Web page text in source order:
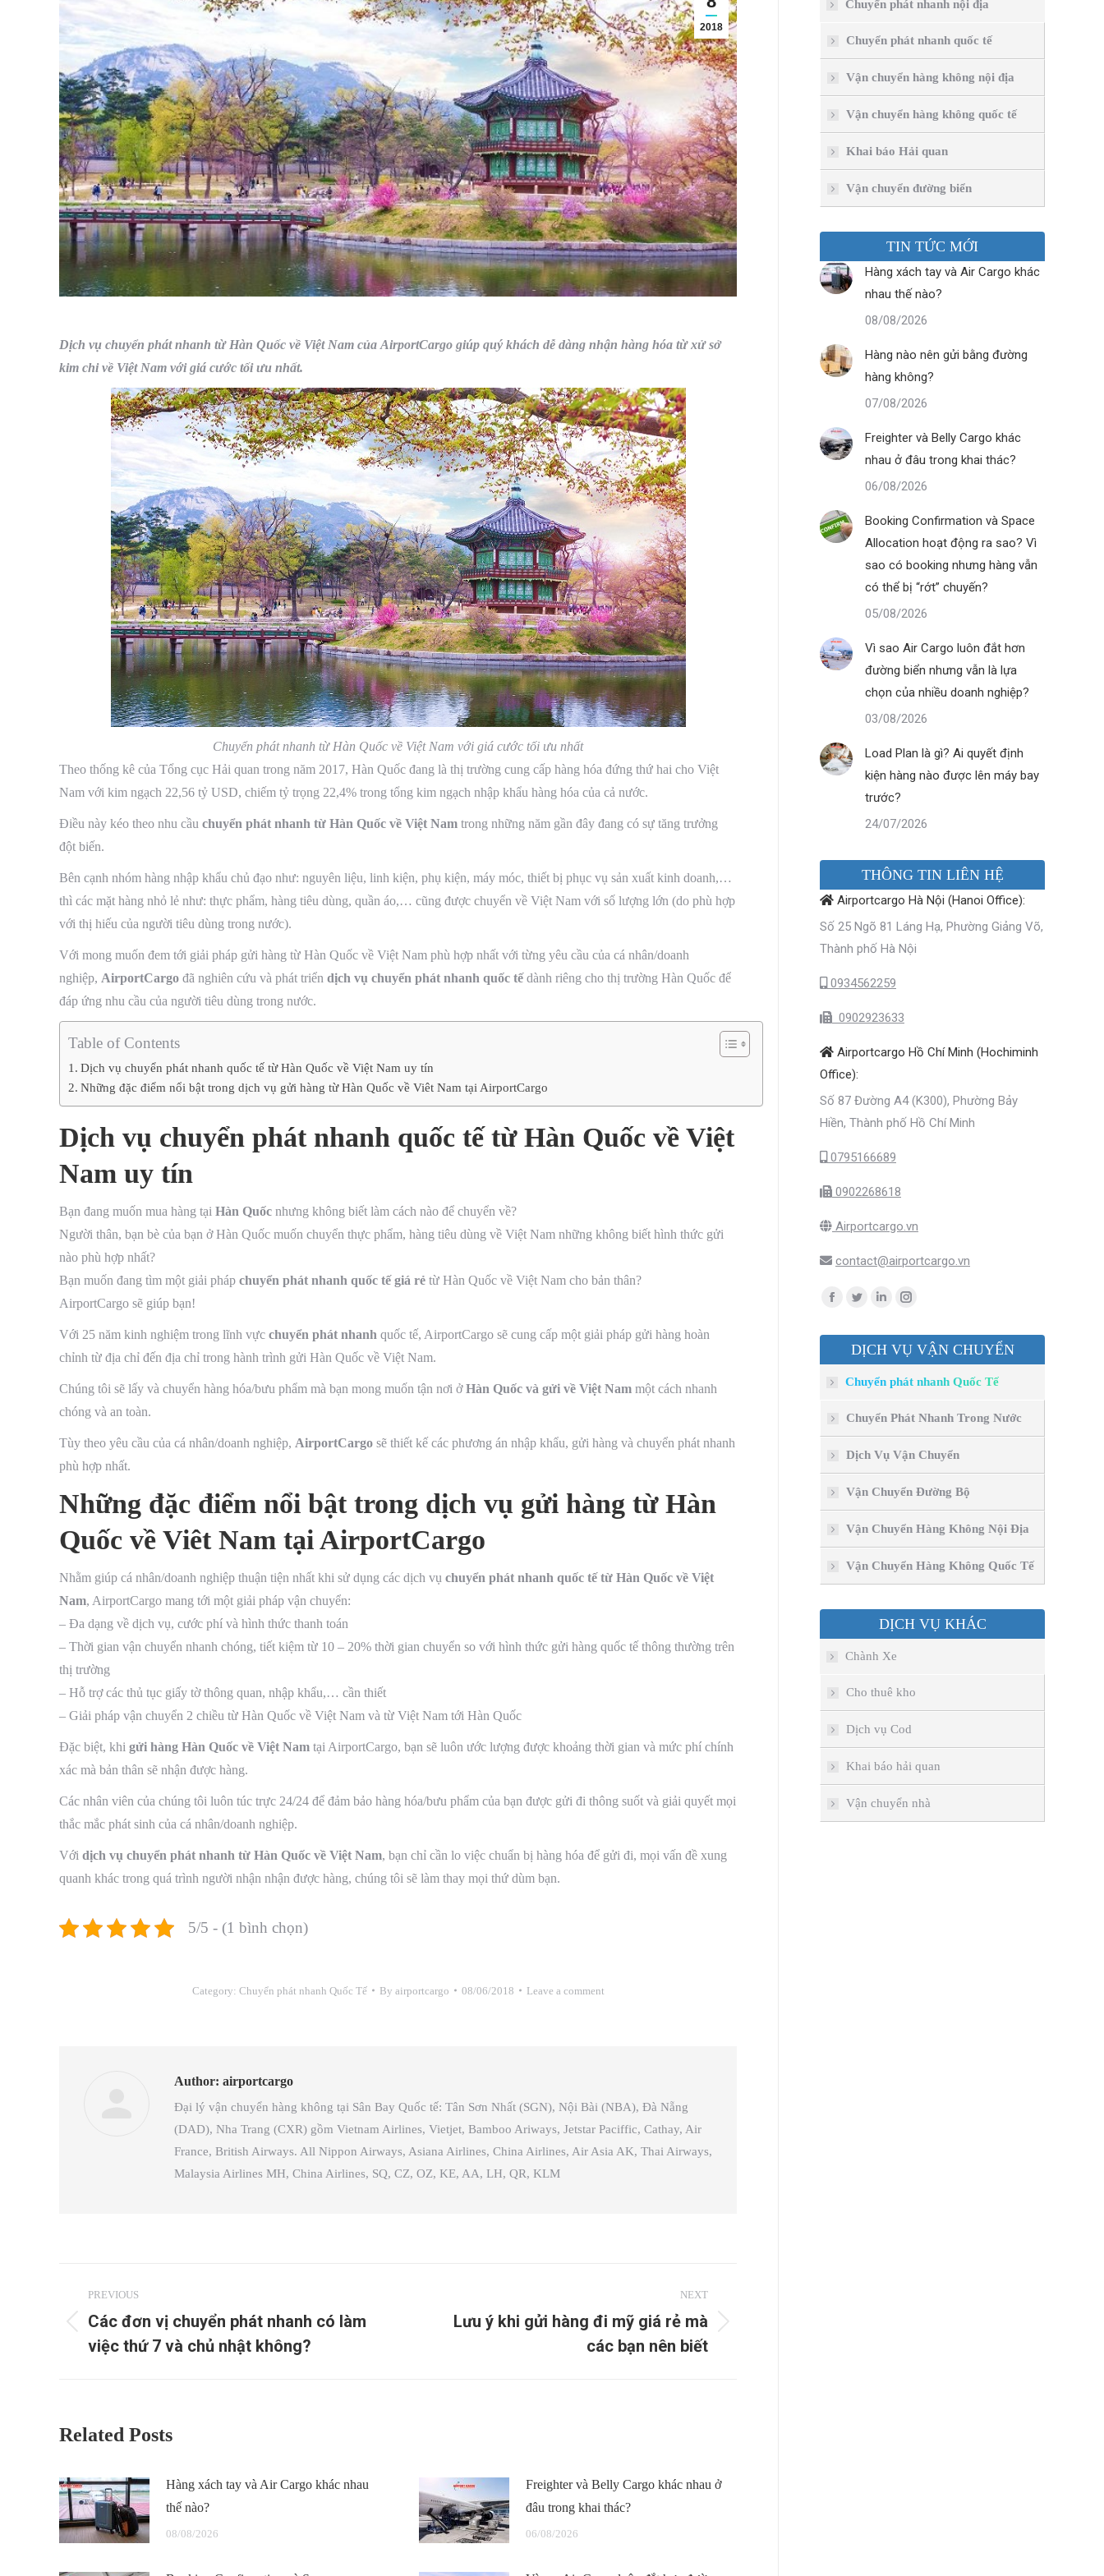
2018
Dịch vụ chuyển phát nhanh từ Hàn Quốc về Việt Nam của AirportCargo giúp quý khách dễ dàng nhận hàng hóa từ xử sở
kim chi về Việt Nam với giá cước tối ưu nhất.
Chuyển phát nhanh từ Hàn Quốc về Việt Nam với giá cước tối ưu nhất
Theo thống kê của Tổng cục Hải quan trong năm 2017, Hàn Quốc đang là thị trường cung cấp hàng hóa đứng thứ hai cho Việt
Nam với kim ngạch 22,56 tỷ USD, chiếm tỷ trọng 22,4% trong tổng kim ngạch nhập khẩu hàng hóa của cả nước.
Điều này kéo theo nhu cầu chuyển phát nhanh từ Hàn Quốc về Việt Nam trong những năm gần đây đang có sự tăng trưởng
đột biến.
Bên cạnh nhóm hàng nhập khẩu chủ đạo như: nguyên liệu, linh kiện, phụ kiện, máy móc, thiết bị phục vụ sản xuất kinh doanh,…
thì các mặt hàng nhỏ lẻ như: thực phẩm, hàng tiêu dùng, quần áo,… cũng được chuyển về Việt Nam với số lượng lớn (do phù hợp
với thị hiếu của người tiêu dùng trong nước).
Với mong muốn đem tới giải pháp gửi hàng từ Hàn Quốc về Việt Nam phù hợp nhất với từng yêu cầu của cá nhân/doanh
nghiệp, AirportCargo đã nghiên cứu và phát triển dịch vụ chuyển phát nhanh quốc tếdành riêng cho thị trường Hàn Quốc để
đáp ứng nhu cầu của người tiêu dùng trong nước.
Table of Contents
Dịch vụ chuyển phát nhanh quốc tế từ Hàn Quốc về Việt Nam uy tín
Những đặc điểm nổi bật trong dịch vụ gửi hàng từ Hàn Quốc về Viêt Nam tại AirportCargo
Dịch vụ chuyển phát nhanh quốc tế từ Hàn Quốc về Việt
Nam uy tín
Bạn đang muốn mua hàng tại Hàn Quốc nhưng không biết làm cách nào để chuyển về?
Người thân, bạn bè của bạn ở Hàn Quốc muốn chuyển thực phẩm, hàng tiêu dùng về Việt Nam những không biết hình thức gửi
nào phù hợp nhất?
Bạn muốn đang tìm một giải pháp chuyển phát nhanh quốc tế giá rẻ từ Hàn Quốc về Việt Nam cho bản thân?
AirportCargo sẽ giúp bạn!
Với 25 năm kinh nghiệm trong lĩnh vực chuyển phát nhanh quốc tế, AirportCargo sẽ cung cấp một giải pháp gửi hàng hoàn
chỉnh từ địa chỉ đến địa chỉ trong hành trình gửi Hàn Quốc về Việt Nam.
Chúng tôi sẽ lấy và chuyển hàng hóa/bưu phẩm mà bạn mong muốn tận nơi ởHàn Quốc và gửi về Việt Nam một cách nhanh
chóng và an toàn.
Tùy theo yêu cầu của cá nhân/doanh nghiệp, AirportCargo sẽ thiết kế các phương án nhập khẩu, gửi hàng và chuyển phát nhanh
phù hợp nhất.
Những đặc điểm nổi bật trong dịch vụ gửi hàng từ Hàn
Quốc về Viêt Nam tại AirportCargo
Nhằm giúp cá nhân/doanh nghiệp thuận tiện nhất khi sử dụng các dịch vụ chuyển phát nhanh quốc tế từ Hàn Quốc về Việt
Nam, AirportCargo mang tới một giải pháp vận chuyển:
– Đa dạng về dịch vụ, cước phí và hình thức thanh toán
– Thời gian vận chuyển nhanh chóng, tiết kiệm từ 10 – 20% thời gian chuyển so với hình thức gửi hàng quốc tế thông thường trên
thị trường
– Hỗ trợ các thủ tục giấy tờ thông quan, nhập khẩu,… cần thiết
– Giải pháp vận chuyển 2 chiều từ Hàn Quốc về Việt Nam và từ Việt Nam tới Hàn Quốc
Đặc biệt, khi gửi hàng Hàn Quốc về Việt Nam tại AirportCargo, bạn sẽ luôn ước lượng được khoảng thời gian và mức phí chính
xác mà bản thân sẽ nhận được hàng.
Các nhân viên của chúng tôi luôn túc trực 24/24 để đảm bảo hàng hóa/bưu phẩm của bạn được gửi đi thông suốt và giải quyết mọi
thắc mắc phát sinh của cá nhân/doanh nghiệp.
Với dịch vụ chuyển phát nhanh từ Hàn Quốc về Việt Nam, bạn chỉ cần lo việc chuẩn bị hàng hóa để gửi đi, mọi vấn đề xung
quanh khác trong quá trình người nhận nhận được hàng, chúng tôi sẽ làm thay mọi thứ dùm bạn.
5/5 - (1 bình chọn)
Category: Chuyển phát nhanh Quốc Tế By airportcargo 08/06/2018 Leave a comment
Author: airportcargo
Đại lý vận chuyển hàng không tại Sân Bay Quốc tế: Tân Sơn Nhất (SGN), Nội Bài (NBA), Đà Nẵng
(DAD), Nha Trang (CXR) gồm Vietnam Airlines, Vietjet, Bamboo Ariways, Jetstar Paciffic, Cathay, Air
France, British Airways. All Nippon Airways, Asiana Airlines, China Airlines, Air Asia AK, Thai Airways,
Malaysia Airlines MH, China Airlines, SQ, CZ, OZ, KE, AA, LH, QR, KLM
navigation
PREVIOUS
Previous
post:
Các đơn vị chuyển phát nhanh có làm
việc thứ 7 và chủ nhật không?
NEXT
Lưu ý khi gửi hàng đi mỹ giá rẻ mà
các bạn nên biết
Related Posts
Hàng xách tay và Air Cargo khác nhau
thế nào?
08/08/2026
Freighter và Belly Cargo khác nhau ở
đâu trong khai thác?
06/08/2026
Chuyển phát nhanh nội địa
Chuyển phát nhanh quốc tế
Vận chuyển hàng không nội địa
Vận chuyển hàng không quốc tế
Khai báo Hải quan
Vận chuyển đường biển
TIN TỨC MỚI
Hàng xách tay và Air Cargo khác
nhau thế nào?
08/08/2026
Hàng nào nên gửi bằng đường
hàng không?
07/08/2026
Freighter và Belly Cargo khác
nhau ở đâu trong khai thác?
06/08/2026
Booking Confirmation và Space
Allocation hoạt động ra sao? Vì
sao có booking nhưng hàng vẫn
có thể bị “rớt” chuyến?
05/08/2026
Vì sao Air Cargo luôn đắt hơn
đường biển nhưng vẫn là lựa
chọn của nhiều doanh nghiệp?
03/08/2026
Load Plan là gì? Ai quyết định
kiện hàng nào được lên máy bay
trước?
24/07/2026
THÔNG TIN LIÊN HỆ
Airportcargo Hà Nội (Hanoi Office):
Số 25 Ngõ 81 Láng Hạ, Phường Giảng Võ,
Thành phố Hà Nội
0934562259
0902923633
Airportcargo Hồ Chí Minh (Hochiminh
Office):
Số 87 Đường A4 (K300), Phường Bảy
Hiền, Thành phố Hồ Chí Minh
0795166689
0902268618
Airportcargo.vn
contact@airportcargo.vn
Find us on:
Facebook
opens
window
Twitter
opens
new
window
Linkedin
opens
new
window
Instagram
opens
window
DỊCH VỤ VẬN CHUYỂN
Chuyển phát nhanh Quốc Tế
Chuyển Phát Nhanh Trong Nước
Dịch Vụ Vận Chuyển
Vận Chuyển Đường Bộ
Vận Chuyển Hàng Không Nội Địa
Vận Chuyển Hàng Không Quốc Tế
DỊCH VỤ KHÁC
Chành Xe
Cho thuê kho
Dịch vụ Cod
Khai báo hải quan
Vận chuyển nhà